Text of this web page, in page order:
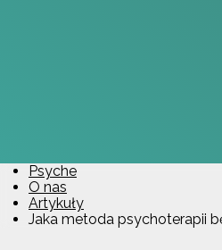
Psyche
O nas
Artykuły
Jaka metoda psychoterapii